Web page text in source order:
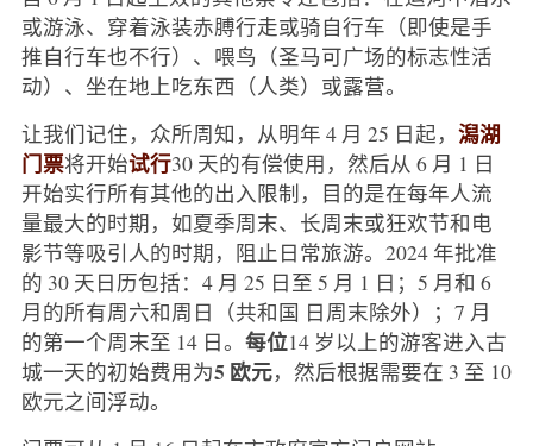
或游泳、穿着泳装赤膊行走或骑自行车（即使是手
推自行车也不行）、喂鸟（圣马可广场的标志性活
动）、坐在地上吃东西（人类）或露营。
让我们记住，众所周知，从明年 4 月 25 日起， 潟湖
门票将开始试行30 天的有偿使用，然后从 6 月 1 日
开始实行所有其他的出入限制，目的是在每年人流
量最大的时期，如夏季周末、长周末或狂欢节和电
影节等吸引人的时期，阻止日常旅游。2024 年批准
的 30 天日历包括：4 月 25 日至 5 月 1 日；5 月和 6
月的所有周六和周日（共和国 日周末除外）；7 月
的第一个周末至 14 日。 每位14 岁以上的游客进入古
城一天的初始费用为5 欧元，然后根据需要在 3 至 10
欧元之间浮动。